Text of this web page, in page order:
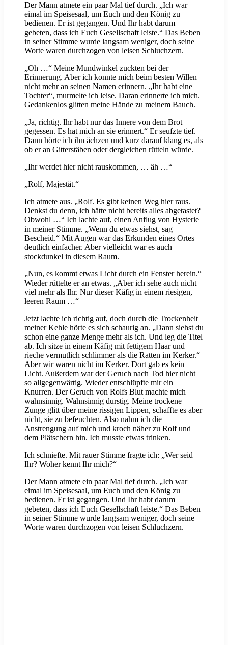
Der Mann atmete ein paar Mal tief durch. „Ich war
eimal im Speisesaal, um Euch und den König zu
bedienen. Er ist gegangen. Und Ihr habt darum
gebeten, dass ich Euch Gesellschaft leiste.“ Das Beben
in seiner Stimme wurde langsam weniger, doch seine
Worte waren durchzogen von leisen Schluchzern.
„Oh …“ Meine Mundwinkel zuckten bei der
Erinnerung. Aber ich konnte mich beim besten Willen
nicht mehr an seinen Namen erinnern. „Ihr habt eine
Tochter“, murmelte ich leise. Daran erinnerte ich mich.
Gedankenlos glitten meine Hände zu meinem Bauch.
„Ja, richtig. Ihr habt nur das Innere von dem Brot
gegessen. Es hat mich an sie erinnert.“ Er seufzte tief.
Dann hörte ich ihn ächzen und kurz darauf klang es, als
ob er an Gitterstäben oder dergleichen rütteln würde.
„Ihr werdet hier nicht rauskommen, … äh …“
„Rolf, Majestät.“
Ich atmete aus. „Rolf. Es gibt keinen Weg hier raus.
Denkst du denn, ich hätte nicht bereits alles abgetastet?
Obwohl …“ Ich lachte auf, einen Anflug von Hysterie
in meiner Stimme. „Wenn du etwas siehst, sag
Bescheid.“ Mit Augen war das Erkunden eines Ortes
deutlich einfacher. Aber vielleicht war es auch
stockdunkel in diesem Raum.
„Nun, es kommt etwas Licht durch ein Fenster herein.“
Wieder rüttelte er an etwas. „Aber ich sehe auch nicht
viel mehr als Ihr. Nur dieser Käfig in einem riesigen,
leeren Raum …“
Jetzt lachte ich richtig auf, doch durch die Trockenheit
meiner Kehle hörte es sich schaurig an. „Dann siehst du
schon eine ganze Menge mehr als ich. Und leg die Titel
ab. Ich sitze in einem Käfig mit fettigem Haar und
rieche vermutlich schlimmer als die Ratten im Kerker.“
Aber wir waren nicht im Kerker. Dort gab es kein
Licht. Außerdem war der Geruch nach Tod hier nicht
so allgegenwärtig. Wieder entschlüpfte mir ein
Knurren. Der Geruch von Rolfs Blut machte mich
wahnsinnig. Wahnsinnig durstig. Meine trockene
Zunge glitt über meine rissigen Lippen, schaffte es aber
nicht, sie zu befeuchten. Also nahm ich die
Anstrengung auf mich und kroch näher zu Rolf und
dem Plätschern hin. Ich musste etwas trinken.
Ich schniefte. Mit rauer Stimme fragte ich: „Wer seid
Ihr? Woher kennt Ihr mich?“
Der Mann atmete ein paar Mal tief durch. „Ich war
eimal im Speisesaal, um Euch und den König zu
bedienen. Er ist gegangen. Und Ihr habt darum
gebeten, dass ich Euch Gesellschaft leiste.“ Das Beben
in seiner Stimme wurde langsam weniger, doch seine
Worte waren durchzogen von leisen Schluchzern.